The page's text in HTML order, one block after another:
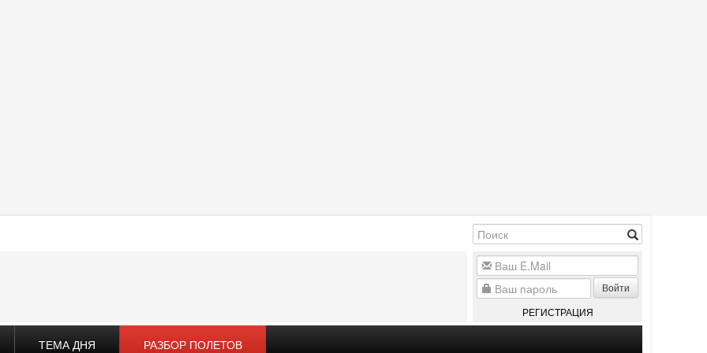
Войти
РЕГИСТРАЦИЯ
ТЕМА ДНЯ РАЗБОР ПОЛЕТОВ